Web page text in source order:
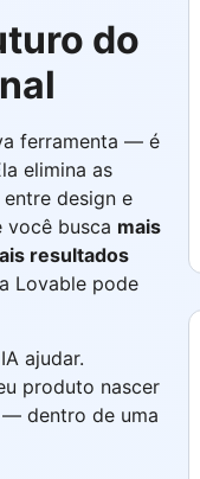
do
ferramenta — é
elimina as
design e
você busca mais
resultados
Lovable pode
ajudar.
produto nascer
dentro de uma